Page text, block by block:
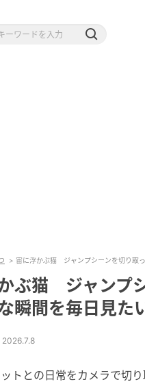
宙に浮かぶ猫 ジャンプシーンを切り取
ぶ猫 ジャンプ
瞬間を毎日見た
2026.7.8
トとの日常をカメラで切